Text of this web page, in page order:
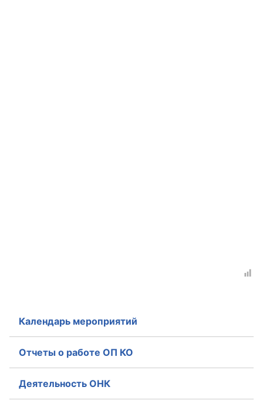
Календарь мероприятий
Отчеты о работе ОП КО
Деятельность ОНК